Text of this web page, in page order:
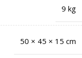
9 kg
50 × 45 × 15 cm